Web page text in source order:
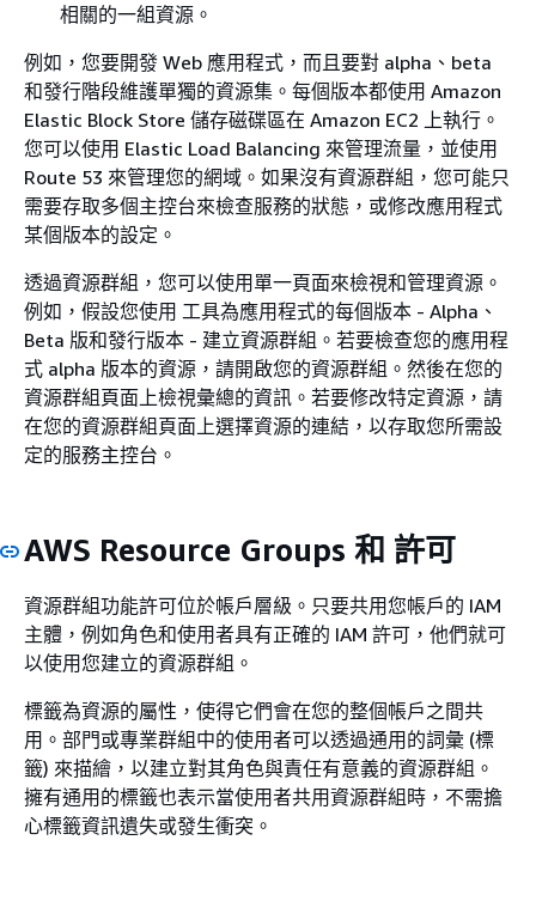
相關的一組資源。
例如，您要開發 Web 應用程式，而且要對 alpha、beta
和發行階段維護單獨的資源集。每個版本都使用 Amazon
Elastic Block Store 儲存磁碟區在 Amazon EC2 上執行。
您可以使用 Elastic Load Balancing 來管理流量，並使用
Route 53 來管理您的網域。如果沒有資源群組，您可能只
需要存取多個主控台來檢查服務的狀態，或修改應用程式
某個版本的設定。
透過資源群組，您可以使用單一頁面來檢視和管理資源。
例如，假設您使用 工具為應用程式的每個版本 - Alpha、
Beta 版和發行版本 - 建立資源群組。若要檢查您的應用程
式 alpha 版本的資源，請開啟您的資源群組。然後在您的
資源群組頁面上檢視彙總的資訊。若要修改特定資源，請
在您的資源群組頁面上選擇資源的連結，以存取您所需設
定的服務主控台。
AWS Resource Groups 和 許可
資源群組功能許可位於帳戶層級。只要共用您帳戶的 IAM
主體，例如角色和使用者具有正確的 IAM 許可，他們就可
以使用您建立的資源群組。
標籤為資源的屬性，使得它們會在您的整個帳戶之間共
用。部門或專業群組中的使用者可以透過通用的詞彙 (標
籤) 來描繪，以建立對其角色與責任有意義的資源群組。
擁有通用的標籤也表示當使用者共用資源群組時，不需擔
心標籤資訊遺失或發生衝突。